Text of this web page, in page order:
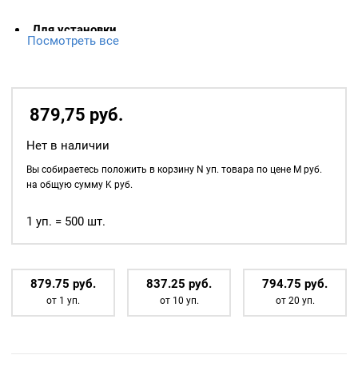
Для установки
необходимы:
Насадки для установки
заготовок под обтяжку
пуговиц – 16,5мм (№26)
Как обтянуть
Посмотреть все
879,75 руб.
Нет в наличии
Вы собираетесь положить в корзину N уп. товара по цене M руб.
на общую сумму Kруб.
1 уп. = 500 шт.
879.75 руб.
от 1 уп.
837.25 руб.
от 10 уп.
794.75 руб.
от 20 уп.